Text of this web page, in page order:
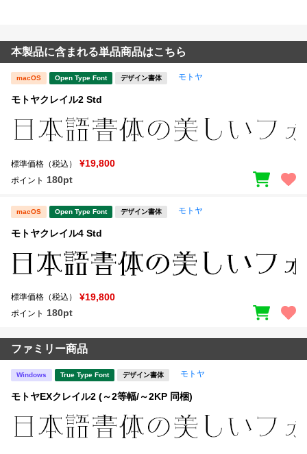
本製品に含まれる単品商品はこちら
macOS Open Type Font デザイン書体 モトヤ
モトヤクレイル2 Std
標準価格（税込） ¥19,800
ポイント 180pt
macOS Open Type Font デザイン書体 モトヤ
モトヤクレイル4 Std
標準価格（税込） ¥19,800
ポイント 180pt
ファミリー商品
Windows True Type Font デザイン書体 モトヤ
モトヤEXクレイル2 (～2等幅/～2KP 同梱)